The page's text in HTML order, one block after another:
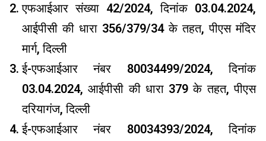
एफआईआर संख्या 42/2024, दिनांक 03.04.2024,
आईपीसी की धारा 356/379/34 के तहत, पीएस मंदिर
मार्ग, दिल्ली
ई-एफआईआर नंबर 80034499/2024, दिनांक
03.04.2024, आईपीसी की धारा 379 के तहत, पीएस
दरियागंज, दिल्ली
ई-एफआईआर नंबर 80034393/2024, दिनांक